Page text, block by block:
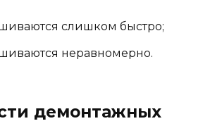
слишком быстро;
неравномерно.
демонтажных